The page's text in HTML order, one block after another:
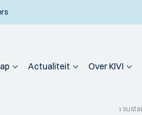
Actualiteit Over KIVI
and energy transition toward a